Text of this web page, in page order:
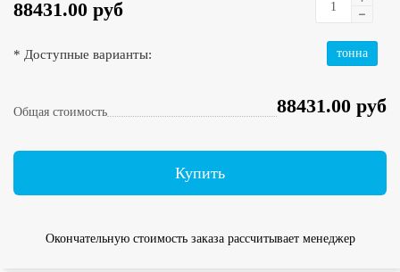
88431.00 руб
* Доступные варианты: тонна
Общая стоимость 88431.00 руб
Купить
Окончательную стоимость заказа рассчитывает менеджер